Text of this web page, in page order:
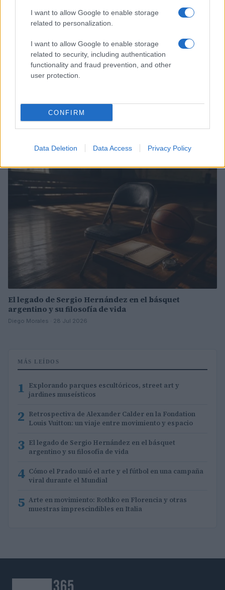
I want to allow Google to enable storage
related to personalization.
I want to allow Google to enable storage
related to security, including authentication
functionality and fraud prevention, and other
user protection.
CONFIRM
Data Deletion Data Access Privacy Policy
La compañía aborigen australiana Bangarra Dance
El legado de Sergio Hernández en el básquet
argentino y su filosofía de vida
Diego Morales · 28 Jul 2026
MÁS LEÍDOS
1 Explorando parques escultóricos, street art y
jardines museísticos
2 Retrospectiva de Alexander Calder en la Fondation
Louis Vuitton: un viaje entre movimiento y espacio
3 El legado de Sergio Hernández en el básquet
argentino y su filosofía de vida
4 Cómo el Prado unió el arte y el fútbol en una campaña
viral durante el Mundial
5 Arte en movimiento: Rothko en Florencia y otras
muestras imprescindibles en Italia